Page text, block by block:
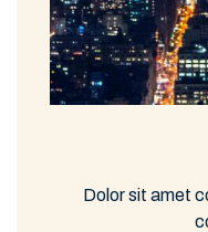
Dolor sit amet